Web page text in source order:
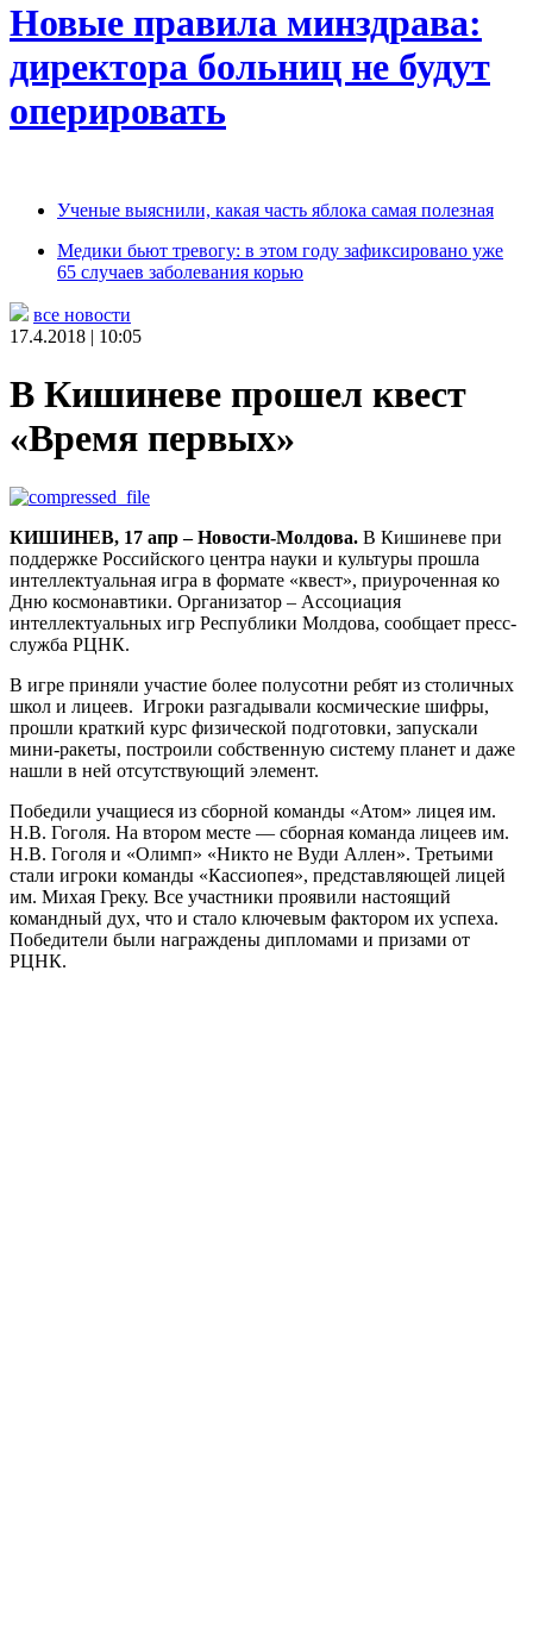
Новые правила минздрава:
директора больниц не будут
оперировать
Ученые выяснили, какая часть яблока самая полезная
Медики бьют тревогу: в этом году зафиксировано уже
65 случаев заболевания корью
все новости
17.4.2018 | 10:05
В Кишиневе прошел квест
«Время первых»
КИШИНЕВ, 17 апр – Новости-Молдова. В Кишиневе при
поддержке Российского центра науки и культуры прошла
интеллектуальная игра в формате «квест», приуроченная ко
Дню космонавтики. Организатор – Ассоциация
интеллектуальных игр Республики Молдова, сообщает пресс-
служба РЦНК.
В игре приняли участие более полусотни ребят из столичных
школ и лицеев. Игроки разгадывали космические шифры,
прошли краткий курс физической подготовки, запускали
мини-ракеты, построили собственную систему планет и даже
нашли в ней отсутствующий элемент.
Победили учащиеся из сборной команды «Атом» лицея им.
Н.В. Гоголя. На втором месте — сборная команда лицеев им.
Н.В. Гоголя и «Олимп» «Никто не Вуди Аллен». Третьими
стали игроки команды «Кассиопея», представляющей лицей
им. Михая Греку. Все участники проявили настоящий
командный дух, что и стало ключевым фактором их успеха.
Победители были награждены дипломами и призами от
РЦНК.